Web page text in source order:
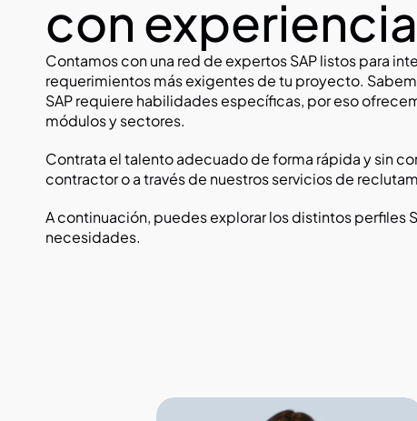
con
Contamos con una red de expertos SAP listos para
requerimientos más exigentes de tu proyecto.
SAP requiere habilidades específicas, por eso
módulos y sectores.
Contrata el talento adecuado de forma rápida y sin
contractor o a través de nuestros servicios de
A continuación, puedes explorar los distintos perfiles
necesidades.